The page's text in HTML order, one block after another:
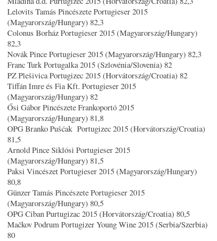
Lelovits Tamás Pincészete Portugieser 2015
(Magyarország/Hungary) 82,3
Colonus Borház Portugieser 2015 (Magyarország/Hungary)
82,3
Novák Pince Portugieser 2015 (Magyarország/Hungary) 82,3
Franc Turk Portugalka 2015 (Szlovénia/Slovenia) 82
PZ Plešivica Portugizec 2015 (Horvátország/Croatia) 82
Tiffán Imre és Fia Kft. Portugieser 2015
(Magyarország/Hungary) 82
Ősi Gábor Pincészete Frankoportó 2015
(Magyarország/Hungary) 81,8
OPG Branko Pušćak Portugizec 2015 (Horvátország/Croatia)
81,5
Arnold Pince Siklósi Portugieser 2015
(Magyarország/Hungary) 81,5
Paksi Vincészet Portugieser 2015 (Magyarország/Hungary)
80,8
Günzer Tamás Pincészete Portugieser 2015
(Magyarország/Hungary) 80,5
OPG Ciban Purtugizac 2015 (Horvátország/Croatia) 80,5
Mačkov Podrum Portugizer Young Wine 2015 (Serbia/Szerbia)
80